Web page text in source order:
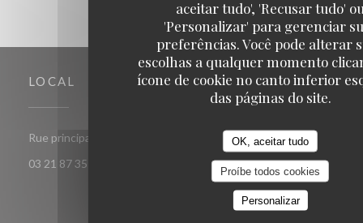
aceitar tudo', 'Recusar tudo'
'Personalizar' para gerenciar
preferências. Você pode alterar
escolhas a qualquer momento
ícone de cookie no canto inferior
das páginas do site.
OK, aceitar tudo
Proíbe todos cookies
Personalizar
LOCAL
Rue principale 62179 Audinghen
((abre numa nova janela))
03 21 87 35 32